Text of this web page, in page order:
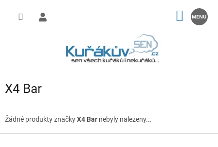
KOŠÍK
X4 Bar
Žádné produkty značkyX4 Bar nebyly nalezeny...